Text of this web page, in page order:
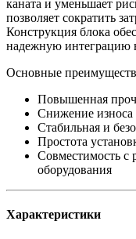
каната и уменьшает
позволяет сократить
Конструкция блока
надежную интеграцию
Основные
Повышенная
Снижение износа
Стабильная и
Простота
Совместимость с
оборудования
Характеристики